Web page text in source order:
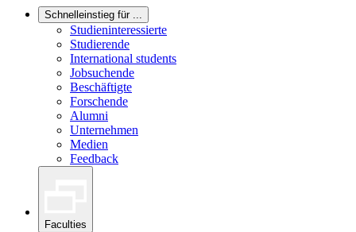
Schnelleinstieg für ...
Studieninteressierte
Studierende
International students
Jobsuchende
Beschäftigte
Forschende
Alumni
Unternehmen
Medien
Feedback
Faculties